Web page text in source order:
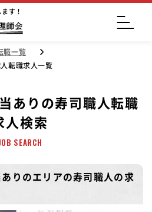
す！
職一覧
転職求人一覧
ありの寿司職人転職
人検索
SEARCH
りのエリアの寿司職人の求